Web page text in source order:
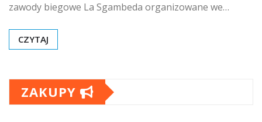
zawody biegowe La Sgambeda organizowane we…
CZYTAJ
ZAKUPY